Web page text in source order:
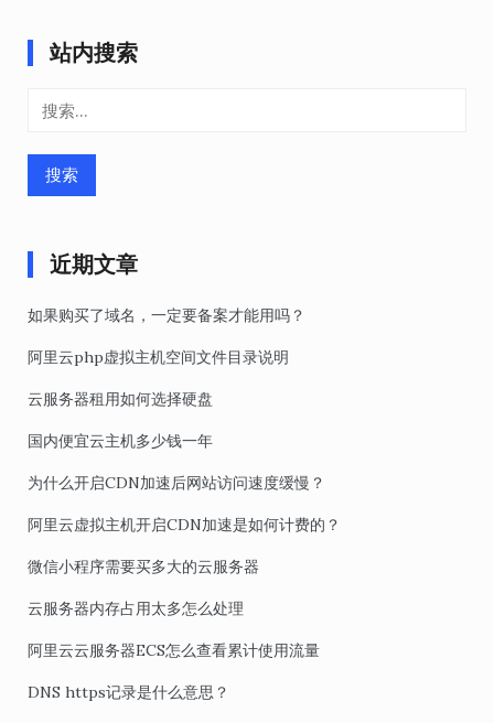
站内搜索
近期文章
如果购买了域名，一定要备案才能用吗？
阿里云php虚拟主机空间文件目录说明
云服务器租用如何选择硬盘
国内便宜云主机多少钱一年
为什么开启CDN加速后网站访问速度缓慢？
阿里云虚拟主机开启CDN加速是如何计费的？
微信小程序需要买多大的云服务器
云服务器内存占用太多怎么处理
阿里云云服务器ECS怎么查看累计使用流量
DNS https记录是什么意思？